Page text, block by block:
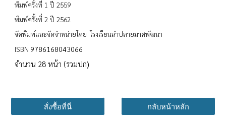
พิมพ์ครั้งที่ 1 ปี 2559
พิมพ์ครั้งที่ 2 ปี 2562
จัดพิมพ์และจัดจำหน่ายโดย โรงเรียนลำปลายมาศพัฒนา
ISBN 9786168043066
จำนวน 28 หน้า (รวมปก)
สั่งซื้อที่นี่ กลับหน้าหลัก